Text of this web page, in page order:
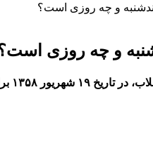
۱۳۹۹ قمری درگذشت.